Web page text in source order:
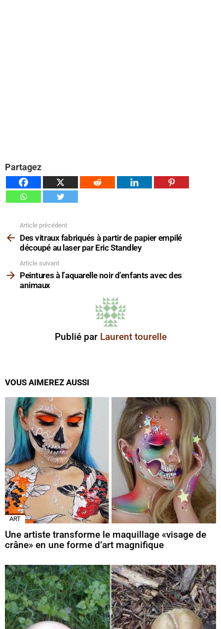
Partagez
plus
Article précédent
Des vitraux fabriqués à partir de papier empilé
découpé au laser par Eric Standley
Article suivant
Peintures à l’aquarelle noir d’enfants avec des
animaux
Publié par Laurent tourelle
VOUS AIMEREZ AUSSI
ART
Une artiste transforme le maquillage «visage de
crâne» en une forme d’art magnifique